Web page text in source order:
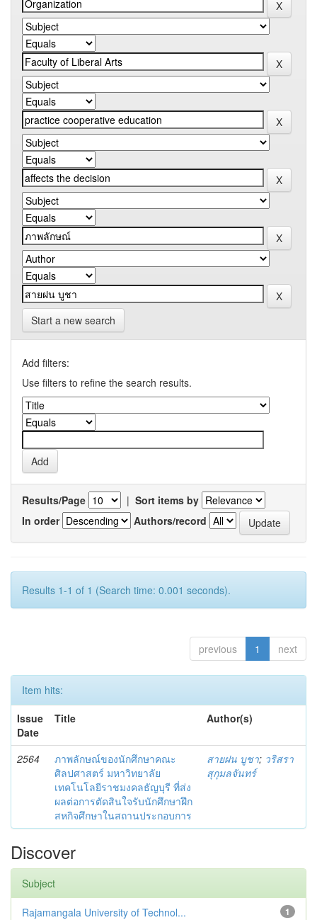
Start a new search
Add filters:
Use filters to refine the search results.
Results/Page | Sort items by
In order
Authors/record
Results 1-1 of 1 (Search time: 0.001 seconds).
previous 1 next
Item hits:
Issue
Date
Title Author(s)
2564
ภาพลักษณ์ของนักศึกษาคณะ
ศิลปศาสตร์ มหาวิทยาลัย
เทคโนโลยีราชมงคลธัญบุรี ที่ส่ง
ผลต่อการตัดสินใจรับนักศึกษาฝึก
สหกิจศึกษาในสถานประกอบการ
สายฝน บูชา; วริสรา
สุกุมลจันทร์
Discover
Subject
1
Rajamangala University of Technol...